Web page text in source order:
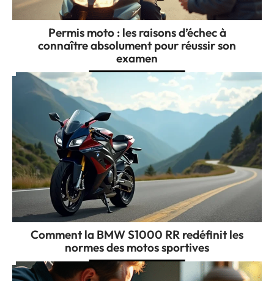
Permis moto : les raisons d’échec à
connaître absolument pour réussir son
examen
Comment la BMW S1000 RR redéfinit les
normes des motos sportives